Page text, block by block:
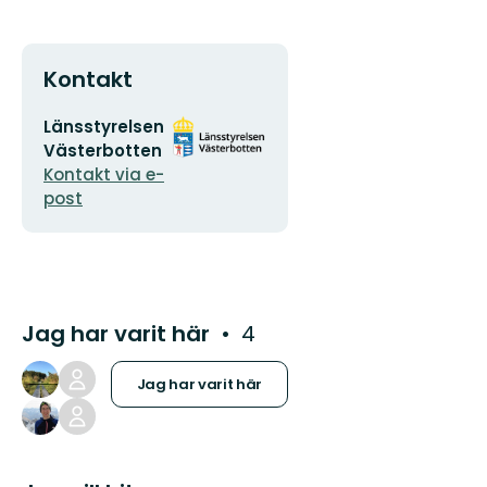
Kontakt
E-
postadress
Länsstyrelsen
Västerbotten
Kontakt via e-
post
Organisationens
logotyp
Jag har varit här 4
Jag har varit här